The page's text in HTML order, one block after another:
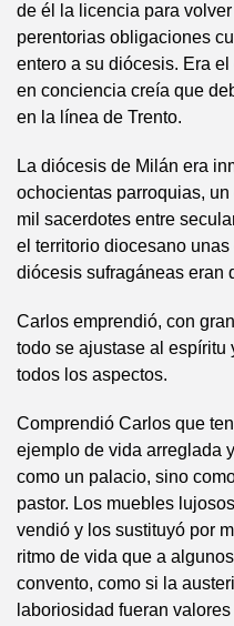
de él la licencia para
perentorias obligaciones
entero a su diócesis. Era
en conciencia creía que
en la línea de Trento.
La diócesis de Milán era
ochocientas parroquias,
mil sacerdotes entre
el territorio diocesano
diócesis sufragáneas eran
Carlos emprendió, con
todo se ajustase al espíritu
todos los aspectos.
Comprendió Carlos que
ejemplo de vida arreglada
como un palacio, sino
pastor. Los muebles
vendió y los sustituyó por
ritmo de vida que a
convento, como si la
laboriosidad fueran